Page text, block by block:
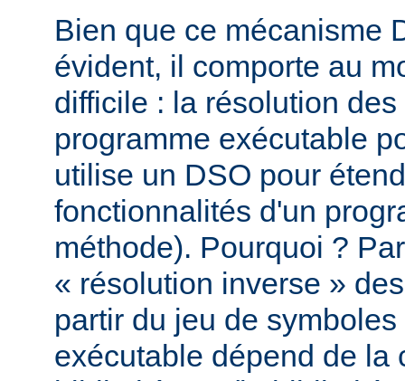
Bien que ce mécanisme
évident, il comporte au
difficile : la résolution
programme exécutable
utilise un DSO pour
fonctionnalités d'un
méthode). Pourquoi ?
« résolution inverse »
partir du jeu de
exécutable dépend de la